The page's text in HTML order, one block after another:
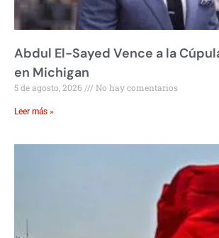
Abdul El-Sayed Vence a la
en Michigan
5 de agosto, 2026 No hay comentarios
Leer más »